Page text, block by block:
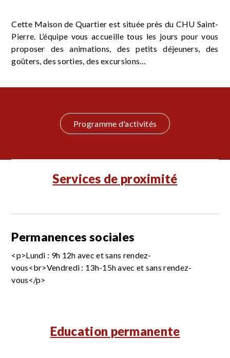
Cette Maison de Quartier est située près du CHU Saint-
Pierre. L’équipe vous accueille tous les jours pour vous
proposer des animations, des petits déjeuners, des
goûters, des sorties, des excursions…
Programme d'activités
Services de proximité
Permanences sociales
<p>Lundi : 9h 12h avec et sans rendez-
vous<br>Vendredi : 13h-15h avec et sans rendez-
vous</p>
Education permanente